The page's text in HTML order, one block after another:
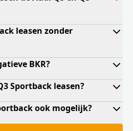
leasen zonder
BKR?
Sportback leasen?
ook mogelijk?